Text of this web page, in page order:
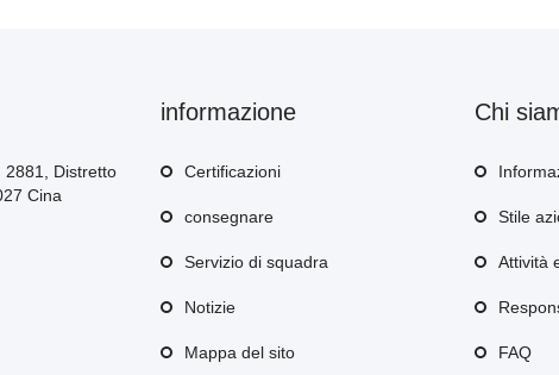
2881, Distretto
Cina
informazione
Certificazioni
consegnare
Servizio di squadra
Notizie
Mappa del sito
Chi
Stile
Attività
FAQ